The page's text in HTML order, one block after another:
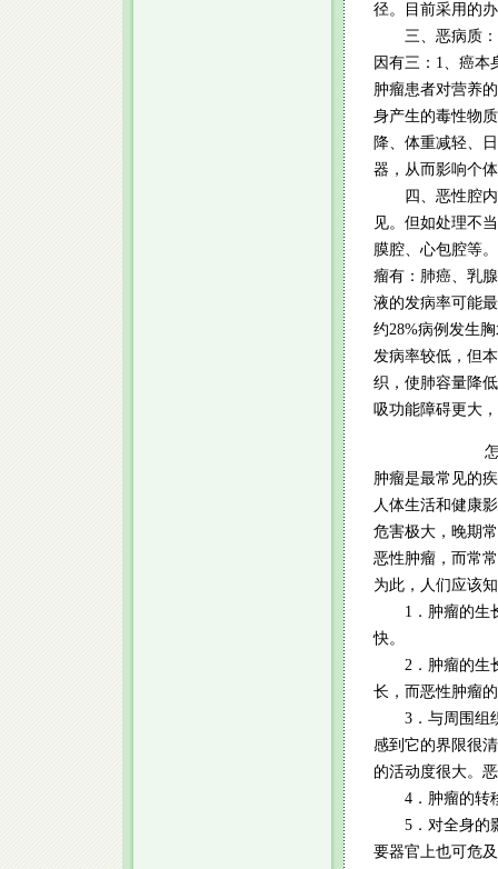
径。目前采用的
三、恶病质：
因有三：1、癌本
肿瘤患者对营养
身产生的毒性物
降、体重减轻、
器，从而影响个
四、恶性腔内
见。但如处理不
膜腔、心包腔等
瘤有：肺癌、乳
液的发病率可能
约28%病例发生
发病率较低，但
织，使肺容量降
吸功能障碍更大
怎样自我
肿瘤是最常见的
人体生活和健康
危害极大，晚期
恶性肿瘤，而常
为此，人们应该
1．肿瘤的生长
快。
2．肿瘤的生长
长，而恶性肿瘤
3．与周围组织
感到它的界限很
的活动度很大。
4．肿瘤的转移
5．对全身的影
要器官上也可危